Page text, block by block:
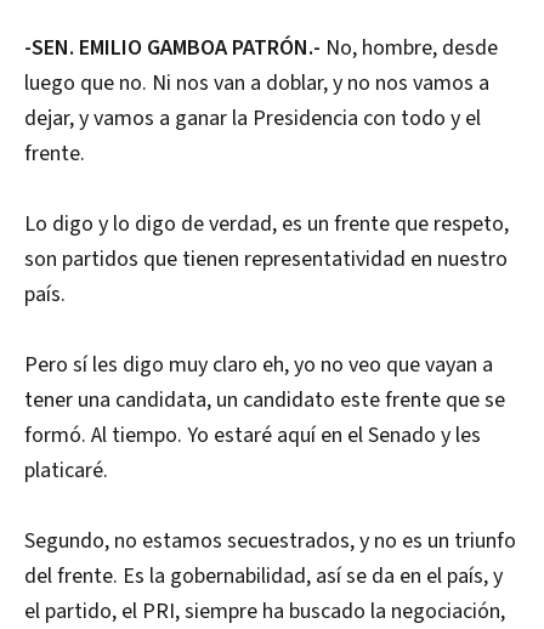
-SEN. EMILIO GAMBOA PATRÓN.- No, hombre, desde
luego que no. Ni nos van a doblar, y no nos vamos a
dejar, y vamos a ganar la Presidencia con todo y el
frente.
Lo digo y lo digo de verdad, es un frente que respeto,
son partidos que tienen representatividad en nuestro
país.
Pero sí les digo muy claro eh, yo no veo que vayan a
tener una candidata, un candidato este frente que se
formó. Al tiempo. Yo estaré aquí en el Senado y les
platicaré.
Segundo, no estamos secuestrados, y no es un triunfo
del frente. Es la gobernabilidad, así se da en el país, y
el partido, el PRI, siempre ha buscado la negociación,